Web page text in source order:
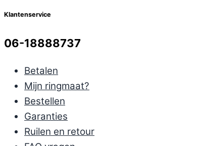
Klantenservice
06-18888737
Betalen
Mijn ringmaat?
Bestellen
Garanties
Ruilen en retour